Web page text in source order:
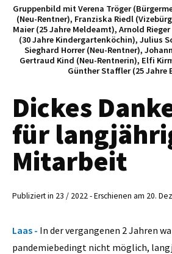
Gruppenbild mit Verena Tröger
(Neu-Rentner), Franziska Riedl
Maier (25 Jahre Meldeamt), Arnold
(30 Jahre Kindergartenköchin), Julius
Sieghard Horrer (Neu-Rentner),
Gertraud Kind (Neu-Rentnerin), Elfi
Günther Staffler (25 Jahre
Dickes
für
Mitarbeit
Publiziert in 23 / 2022 - Erschienen am 20.
Laas - In der vergangenen 2 Jahren
pandemiebedingt nicht möglich,